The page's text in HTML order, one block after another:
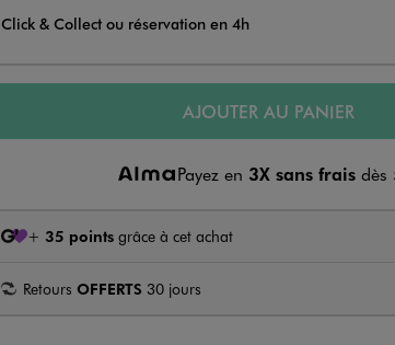
Click & Collect ou réservation en 4h
AJOUTER AU PANIER
Payez en 3X sans fraisdès
+ 35 pointsgrâce à cet achat
Retours OFFERTS 30 jours